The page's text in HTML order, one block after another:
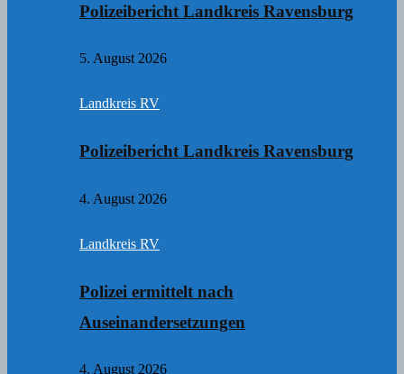
Polizeibericht Landkreis Ravensburg
5. August 2026
Landkreis RV
Polizeibericht Landkreis Ravensburg
4. August 2026
Landkreis RV
Polizei ermittelt nach
Auseinandersetzungen
4. August 2026